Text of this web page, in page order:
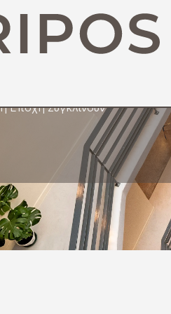
Εποχή Συγκλίνουν